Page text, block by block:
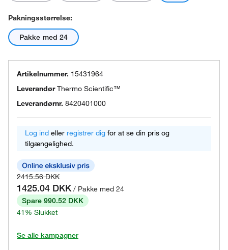
Pakningsstørrelse:
Pakke med 24
Artikelnummer. 15431964
LeverandørThermo Scientific™
Leverandørnr. 8420401000
Log ind eller registrer dig for at se din pris og
tilgængelighed.
2415.56 DKK
1425.04 DKK / Pakke med 24
Spare 990.52 DKK
41% Slukket
Se alle kampagner